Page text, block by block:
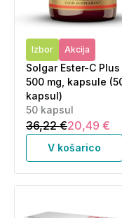
Izbor Akcija
Solgar Ester-C Plus
500 mg, kapsule
kapsul)
50 kapsul
36,22 €20,49 €
V košarico